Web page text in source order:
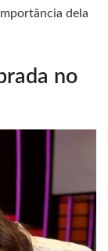
dela
no